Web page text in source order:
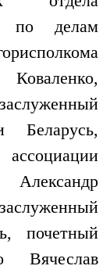
по делам
Беларусь,
почетный
Вячеслав